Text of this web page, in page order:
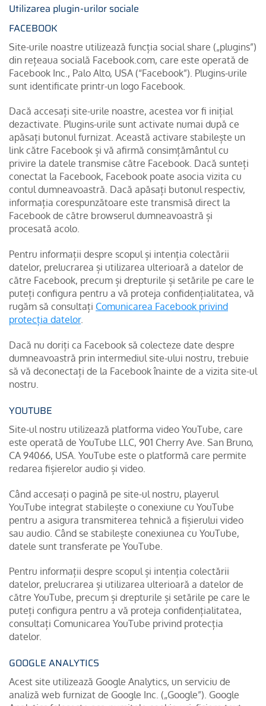
Utilizarea plugin-urilor sociale
FACEBOOK
Site-urile noastre utilizează funcția social share („plugins”)
din rețeaua socială Facebook.com, care este operată de
Facebook Inc., Palo Alto, USA (“Facebook”). Plugins-urile
sunt identificate printr-un logo Facebook.
Dacă accesați site-urile noastre, acestea vor fi inițial
dezactivate. Plugins-urile sunt activate numai după ce
apăsați butonul furnizat. Această activare stabilește un
link către Facebook și vă afirmă consimțământul cu
privire la datele transmise către Facebook. Dacă sunteți
conectat la Facebook, Facebook poate asocia vizita cu
contul dumneavoastră. Dacă apăsați butonul respectiv,
informația corespunzătoare este transmisă direct la
Facebook de către browserul dumneavoastră și
procesată acolo.
Pentru informații despre scopul și intenția colectării
datelor, prelucrarea și utilizarea ulterioară a datelor de
către Facebook, precum și drepturile și setările pe care le
puteți configura pentru a vă proteja confidențialitatea, vă
rugăm să consultați Comunicarea Facebook privind
protecția datelor.
Dacă nu doriți ca Facebook să colecteze date despre
dumneavoastră prin intermediul site-ului nostru, trebuie
să vă deconectați de la Facebook înainte de a vizita site-ul
nostru.
YOUTUBE
Site-ul nostru utilizează platforma video YouTube, care
este operată de YouTube LLC, 901 Cherry Ave. San Bruno,
CA 94066, USA. YouTube este o platformă care permite
redarea fișierelor audio și video.
Când accesați o pagină pe site-ul nostru, playerul
YouTube integrat stabilește o conexiune cu YouTube
pentru a asigura transmiterea tehnică a fișierului video
sau audio. Când se stabilește conexiunea cu YouTube,
datele sunt transferate pe YouTube.
Pentru informații despre scopul și intenția colectării
datelor, prelucrarea și utilizarea ulterioară a datelor de
către YouTube, precum și drepturile și setările pe care le
puteți configura pentru a vă proteja confidențialitatea,
consultați Comunicarea YouTube privind protecția
datelor.
GOOGLE ANALYTICS
Acest site utilizează Google Analytics, un serviciu de
analiză web furnizat de Google Inc. („Google”). Google